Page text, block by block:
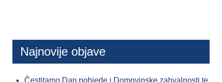
Najnovije objave
Čestitamo Dan pobjede i Domovinske zahvalnosti te